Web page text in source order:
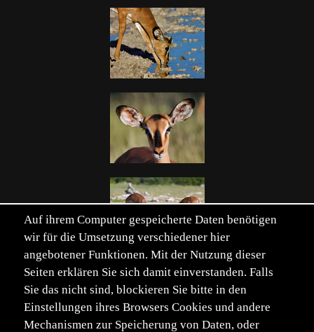
Auf ihrem Computer gespeicherte Daten benötigen
wir für die Umsetzung verschiedener hier
angebotener Funktionen. Mit der Nutzung dieser
Seiten erklären Sie sich damit einverstanden. Falls
Sie das nicht sind, blockieren Sie bitte in den
Einstellungen ihres Browsers Cookies und andere
Mechanismen zur Speicherung von Daten, oder